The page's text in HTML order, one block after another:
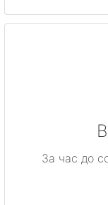
За час до